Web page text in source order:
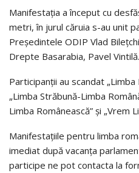
Manifestația a început cu
metri, în jurul căruia s-au unit
Președintele ODIP Vlad
Drepte Basarabia, Pavel Vintilă.
Participanții au scandat „Limba
„Limba Străbună-Limba
Limba Românească” și „Vrem
Manifestațiile pentru limba
imediat după vacanța
participe ne pot contacta la